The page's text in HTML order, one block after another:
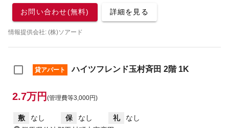
お問い合わせ(無料) 詳細を見る
情報提供会社: (株)ソアード
貸アパート ハイツフレンド玉村斉田 2階 1K
2.7万円 (管理費等3,000円)
敷 なし 保 なし 礼
なし